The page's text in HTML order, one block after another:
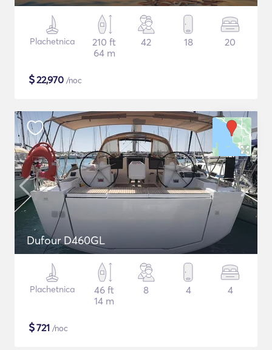
Plachetnica
210 ft
64 m
42 18 20
$22,970 /noc
Dufour D460GL
Plachetnica
46 ft
14 m
8 4 4
$721 /noc